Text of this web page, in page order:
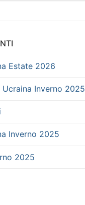
Estate 2026
Inverno 2025
Inverno 2025
2025